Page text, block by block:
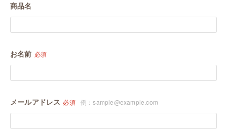
商品名
お名前 必須
メールアドレス 必須 例：sample@example.com